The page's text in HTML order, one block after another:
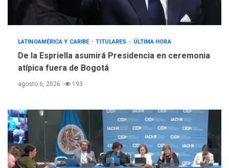
LATINOAMÉRICA Y CARIBE TITULARES ÚLTIMA HORA
De la Espriella asumirá Presidencia en ceremonia
atípica fuera de Bogotá
agosto 6, 2026 193